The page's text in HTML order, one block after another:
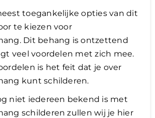
toegankelijke opties van dit
te kiezen voor
Dit behang is ontzettend
veel voordelen met zich mee.
is het feit dat je over
kunt schilderen.
niet iedereen bekend is met
schilderen zullen wij je hier